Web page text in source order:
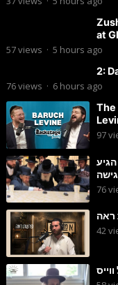
at
57views · 5 hours ago
2:
76views · 6 hours ago
The
97
76
ראה
42